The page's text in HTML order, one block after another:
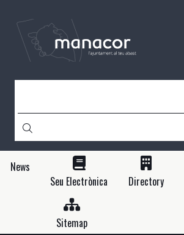
content
News
Seu Electrònica
Directory
Sitemap